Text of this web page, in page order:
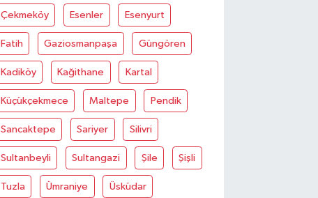
Çekmeköy Esenler Esenyurt
Fatih Gaziosmanpaşa Güngören
Kadiköy Kağithane Kartal
Küçükçekmece Maltepe Pendik
Sancaktepe Sariyer Silivri
Sultanbeyli Sultangazi Şile Şişli
Tuzla Ümraniye Üsküdar